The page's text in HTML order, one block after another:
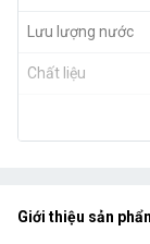
Lưu lượng nước
Chất liệu
Giới thiệu sản